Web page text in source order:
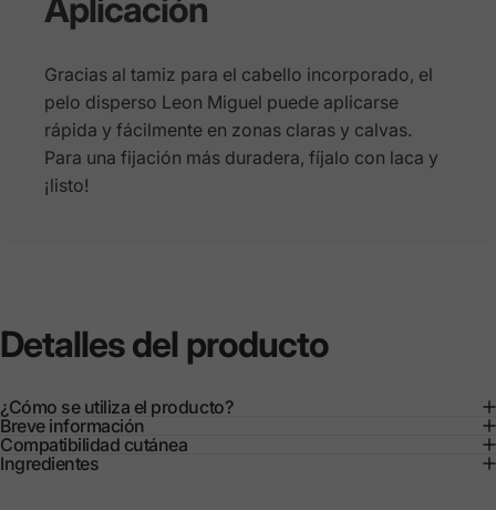
Aplicación
Gracias al tamiz para el cabello incorporado, el
pelo disperso Leon Miguel puede aplicarse
rápida y fácilmente en zonas claras y calvas.
Para una fijación más duradera, fíjalo con laca y
¡listo!
Detallesdel producto
¿Cómo se utiliza el producto?
Breve información
Compatibilidad cutánea
Ingredientes